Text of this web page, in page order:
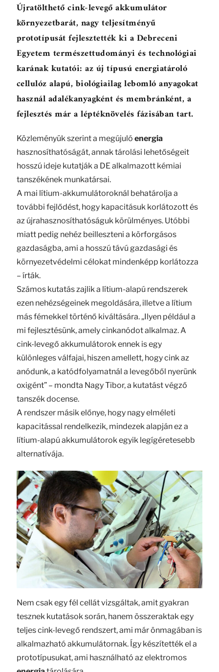
Újratölthető cink-levegő akkumulátor
környezetbarát, nagy teljesítményű
prototípusát fejlesztették ki a Debreceni
Egyetem természettudományi és technológiai
karának kutatói: az új típusúenergiatároló
cellulóz alapú, biológiailag lebomló anyagokat
használ adalékanyagként és membránként, a
fejlesztés már a léptéknövelés fázisában tart.
Közleményük szerint a megújuló energia
hasznosíthatóságát, annak tárolási lehetőségeit
hosszú ideje kutatják a DE alkalmazott kémiai
tanszékének munkatársai.
A mai lítium-akkumulátoroknál behatárolja a
további fejlődést, hogy kapacitásuk korlátozott és
az újrahasznosíthatóságuk körülményes. Utóbbi
miatt pedig nehéz beilleszteni a körforgásos
gazdaságba, ami a hosszú távú gazdasági és
környezetvédelmi célokat mindenképp korlátozza
– írták.
Számos kutatás zajlik a lítium-alapú rendszerek
ezen nehézségeinek megoldására, illetve a lítium
más fémekkel történő kiváltására. „Ilyen például a
mi fejlesztésünk, amely cinkanódot alkalmaz. A
cink-levegő akkumulátorok ennek is egy
különleges válfajai, hiszen amellett, hogy cink az
anódunk, a katódfolyamatnál a levegőből nyerünk
oxigént” – mondta Nagy Tibor, a kutatást végző
tanszék docense.
A rendszer másik előnye, hogy nagy elméleti
kapacitással rendelkezik, mindezek alapján ez a
lítium-alapú akkumulátorok egyik legígéretesebb
alternatívája.
Nem csak egy fél cellát vizsgáltak, amit gyakran
tesznek kutatások során, hanem összeraktak egy
teljes cink-levegő rendszert, ami már önmagában is
alkalmazható akkumulátornak. Így készítették el a
prototípusukat, ami használható az elektromos